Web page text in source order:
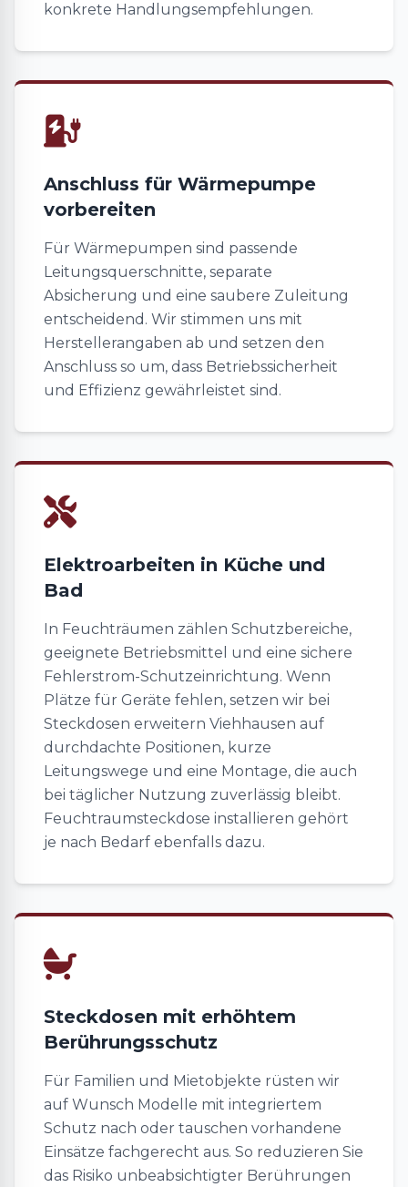
konkrete Handlungsempfehlungen.
Anschluss für Wärmepumpe
vorbereiten
Für Wärmepumpen sind passende
Leitungsquerschnitte, separate
Absicherung und eine saubere Zuleitung
entscheidend. Wir stimmen uns mit
Herstellerangaben ab und setzen den
Anschluss so um, dass Betriebssicherheit
und Effizienz gewährleistet sind.
Elektroarbeiten in Küche und
Bad
In Feuchträumen zählen Schutzbereiche,
geeignete Betriebsmittel und eine sichere
Fehlerstrom-Schutzeinrichtung. Wenn
Plätze für Geräte fehlen, setzen wir bei
Steckdosen erweitern Viehhausen auf
durchdachte Positionen, kurze
Leitungswege und eine Montage, die auch
bei täglicher Nutzung zuverlässig bleibt.
Feuchtraumsteckdose installieren gehört
je nach Bedarf ebenfalls dazu.
Steckdosen mit erhöhtem
Berührungsschutz
Für Familien und Mietobjekte rüsten wir
auf Wunsch Modelle mit integriertem
Schutz nach oder tauschen vorhandene
Einsätze fachgerecht aus. So reduzieren Sie
das Risiko unbeabsichtigter Berührungen